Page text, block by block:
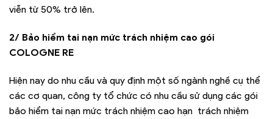
viễn từ 50% trở lên.
2/ Bảo hiểm tai nạn mức trách nhiệm cao gói
COLOGNE RE
Hiện nay do nhu cầu và quy định một số ngành nghề cụ thể
các cơ quan, công ty tổ chức có nhu cầu sử dụng các gói
bảo hiểm tai nạn mức trách nhiệm cao hạn trách nhiệm